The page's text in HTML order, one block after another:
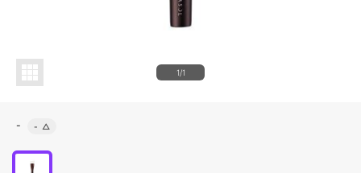
1/1
- - △